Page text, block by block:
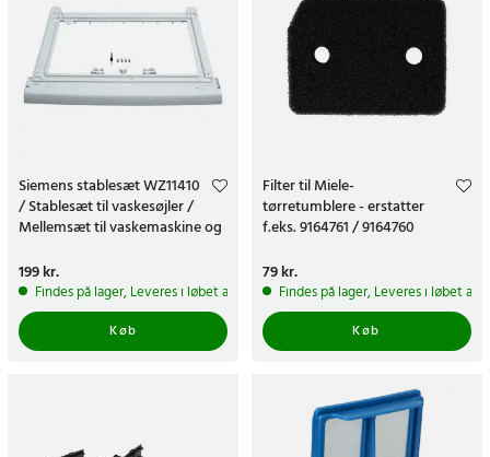
Siemens stablesæt WZ11410
/ Stablesæt til vaskesøjler /
Mellemsæt til vaskemaskine og
Pris:199 kr.
199 kr.
Findes på lager, Leveres i løbet af 1-2 hverdage
Køb
Filter til Miele-
tørretumblere - erstatter
f.eks. 9164761 / 9164760
Pris:79 kr.
79 kr.
Findes på lager, Leveres i løbet af
Køb